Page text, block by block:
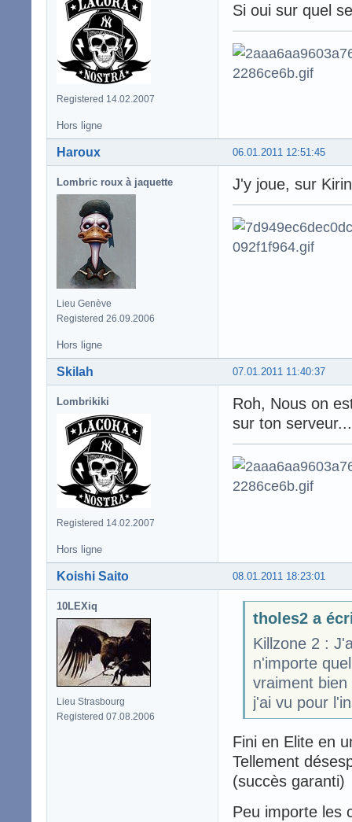
Registered 14.02.2007
Si oui sur quel
Hors ligne
06.01.2011 12:51:45
Haroux
Lombric roux à jaquette
Lieu Genève
Registered 26.09.2006
J'y joue, sur
Hors ligne
07.01.2011 11:40:37
Skilah
Lombrikiki
Registered 14.02.2007
Roh, Nous on
sur ton serveur...
Hors ligne
08.01.2011 18:23:01
Koishi Saito
10LEXiq
Lieu Strasbourg
Registered 07.08.2006
tholes2 a
Killzone 2 :
n'importe
vraiment
j'ai vu pour
Fini en Elite en
Tellement
(succès garanti)
Peu importe les